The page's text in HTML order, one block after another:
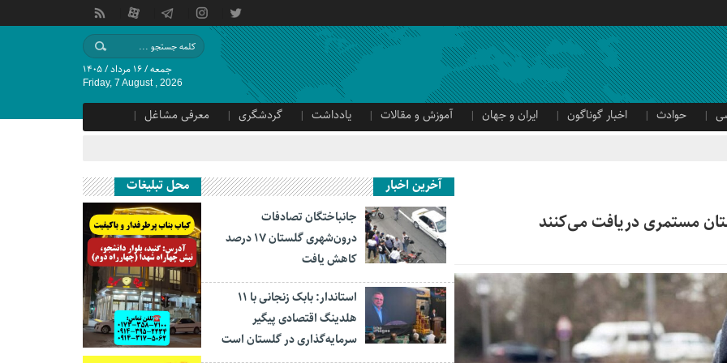
جمعه / ۱۶ مرداد / ۱۴۰۵
Friday, 7 August , 2026
حوادث اخبار گوناگون ایران و جهان آموزش و مقالات یادداشت گردشگری
معرفی مشاغل
آخرین اخبار
جانباختگان تصادفات
درون‌شهری گلستان ۱۷ درصد
کاهش یافت
استاندار: بابک زنجانی با ۱۱
هلدینگ اقتصادی پیگیر
سرمایه‌گذاری در گلستان است
محل تبلیغات